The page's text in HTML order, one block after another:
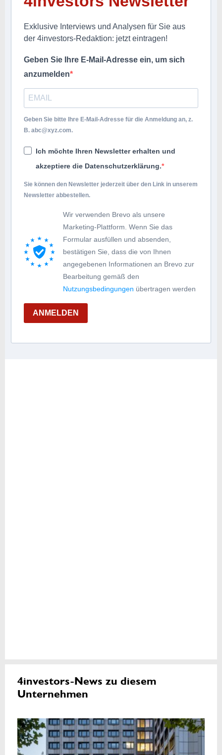
Exklusive Interviews und Analysen für Sie aus
der 4investors-Redaktion: jetzt eintragen!
Geben Sie Ihre E-Mail-Adresse ein, um sich
anzumelden
Geben Sie bitte Ihre E-Mail-Adresse für die Anmeldung an, z.
B. abc@xyz.com.
Ich möchte Ihren Newsletter erhalten und
akzeptiere die Datenschutzerklärung.
Sie können den Newsletter jederzeit über den Link in unserem
Newsletter abbestellen.
Wir verwenden Brevo als unsere
Marketing-Plattform. Wenn Sie das
Formular ausfüllen und absenden,
bestätigen Sie, dass die von Ihnen
angegebenen Informationen an Brevo zur
Bearbeitung gemäß den
Nutzungsbedingungen übertragen werden
ANMELDEN
4investors-News zu diesem
Unternehmen